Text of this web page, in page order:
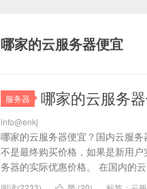
哪家的云服务器便宜
服务器 哪家的云服务
info@enkj
哪家的云服务器便宜？国内云服
不是最终购买价格，如果是新用
务器的实际优惠价格。 在国内的